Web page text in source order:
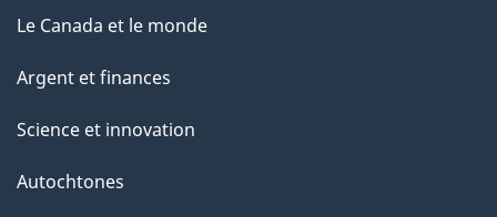
Le Canada et le monde
Argent et finances
Science et innovation
Autochtones